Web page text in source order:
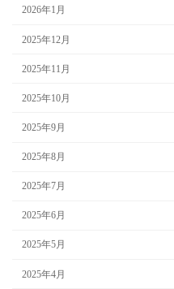
2026年1月
2025年12月
2025年11月
2025年10月
2025年9月
2025年8月
2025年7月
2025年6月
2025年5月
2025年4月